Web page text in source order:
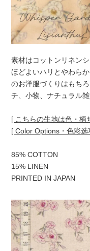
素材はコットンリネンシ
ほどよいハリとやわら
のお洋服づくりはもち
チ、小物、ナチュラル
[ こちらの生地は色・柄
[ Color Options・色彩选
85% COTTON
15% LINEN
PRINTED IN JAPAN